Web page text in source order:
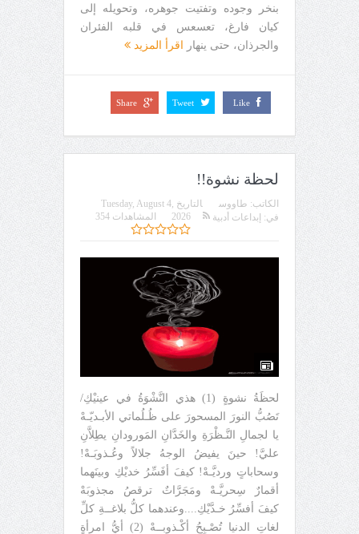
بنخر وجوده وتفتيت جوهره، وتحويله إلى
كيان فارغ، تعسعس في قلبه الفئران
والجرذان، حتى ينهار اقرأ المزيد
Like
Tweet
Share
لحظة نشوة!!
الكاتب: طاووس التاريخ Tuesday, August 4,
2026
في: إبداعات أدبية المشاهدات 354
لحظَةُ نشوةٍ (1) هذي النَّشْوَةُ في عينيْكِ/
تَصُبُّ النورَ المسحورَ على ظُـلُماتي الأبـديّـهْ
يا لجمالِ النَّـظْرَةِ والخَدَّانِ المَورودانِ يطِلاَّنِ
عليَّ! حينَ يفيضُ الوجهُ جلالاً وعُـذوبَـهْ!
وسحاباتٍ ورديَّـهْ! كيفَ أفَسِّرُ خديْكِ وبينَهما
أقمارٌ سِحريَّـهْ ومَجَرَّاتٌ ترقصُ مجذوبَهْ
كيفَ أفسِّرُ خـدَّيْكِ....وعندهما كلُّ بلاغــةِ كلِّ
لغاتِ الدنيا تُصْـبِحُ أكْـذوبــهْ (2) أيُّ امرأةٍ